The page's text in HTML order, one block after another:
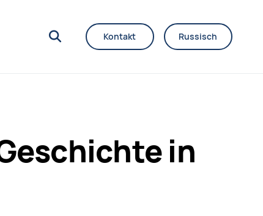
Kontakt Russisch
in